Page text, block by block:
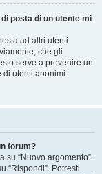
posta di un utente mi
ad altri utenti
che gli
serve a prevenire un
di utenti anonimi.
forum?
su “Nuovo argomento”.
“Rispondi”. Potresti